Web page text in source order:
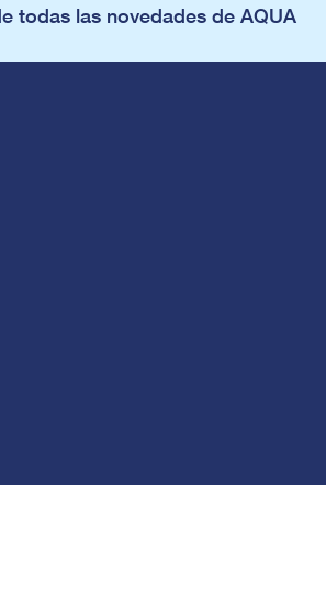
todas las novedades de AQUA